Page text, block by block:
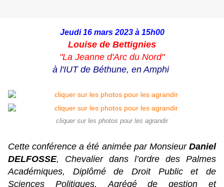
Jeudi 16 mars 2023 à 15h00
Louise de Bettignies
"La Jeanne d'Arc du Nord"
à l'IUT de Béthune, en Amphi
cliquer sur les photos pour les agrandir
Cette conférence a été animée par Monsieur Daniel
DELFOSSE, Chevalier dans l’ordre des Palmes
Académiques, Diplômé de Droit Public et de
Sciences Politiques.Agrégé de gestion et